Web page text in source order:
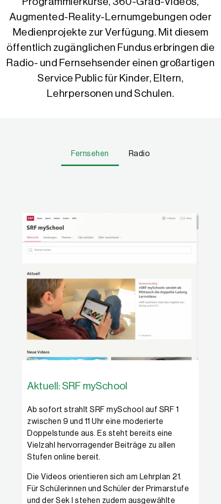
Augmented-Reality-Lernumgebungen oder
Medienprojekte zur Verfügung. Mit diesem
öffentlich zugänglichen Fundus erbringen die
Radio- und Fernsehsender einen großartigen
Service Public für Kinder, Eltern,
Lehrpersonen und Schulen.
Fernsehen Radio
Aktuell: SRF mySchool
Ab sofort strahlt SRF mySchool auf SRF 1
zwischen 9 und 11 Uhr eine moderierte
Doppelstunde aus. Es steht bereits eine
Vielzahl hervorragender Beiträge zu allen
Stufen online bereit.
Die Videos orientieren sich am Lehrplan 21.
Für Schülerinnen und Schüler der Primarstufe
und der Sek I stehen zudem ausgewählte